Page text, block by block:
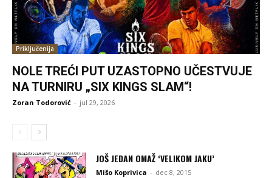
Priključenija
NOLE TREĆI PUT UZASTOPNO UČESTVUJE
NA TURNIRU „SIX KINGS SLAM“!
Zoran Todorović - jul 29, 2026
JOŠ JEDAN OMAŽ ‘VELIKOM JAKU’
Mišo Koprivica - dec 8, 2015